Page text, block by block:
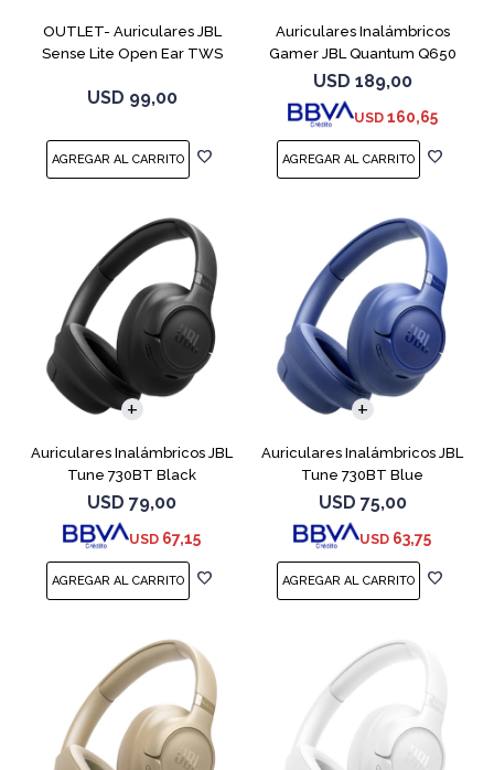
OUTLET- Auriculares JBL
Sense Lite Open Ear TWS
USD 99,00
Auriculares Inalámbricos
Gamer JBL Quantum Q650
Negro
USD 189,00
USD 160,65
Auriculares Inalámbricos JBL
Tune 730BT Black
USD 79,00
USD 67,15
Auriculares Inalámbricos JBL
Tune 730BT Blue
USD 75,00
USD 63,75